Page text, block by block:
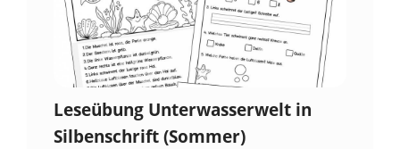
Leseübung Unterwasserwelt in
Silbenschrift (Sommer)